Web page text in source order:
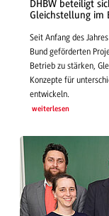
DHBW beteiligt
Gleichstellung im
Seit Anfang des
Bund geförderten
Betrieb zu stärken,
Konzepte für
entwickeln.
weiterlesen